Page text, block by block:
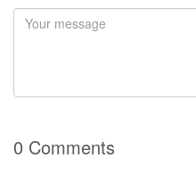
0 Comments